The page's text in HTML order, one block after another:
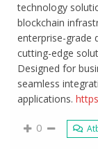
technology
blockchain
enterprise-grade
cutting-edge
Designed for
seamless
applications.
0